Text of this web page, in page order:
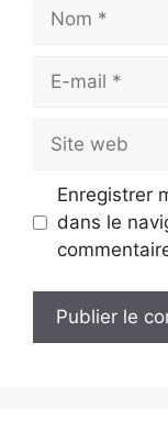
mail
web
Enregistrer
dans le